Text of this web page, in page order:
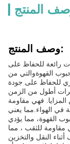
المنتج
وصف المنتج:
رائعة للحفاظ على
القهوةوالتي من
للحفاظ على جودة
المزايا. فهي مقاومة
في الهواء.مما يعني
القهوة، مما يؤدي
مقاومة للثقب ، مما